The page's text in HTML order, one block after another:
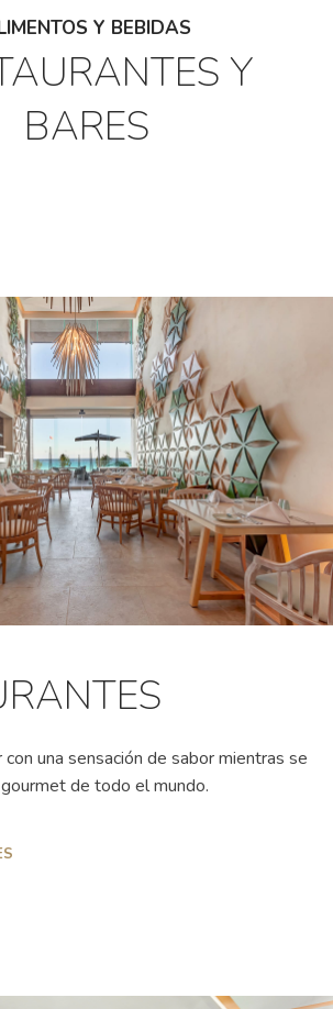
Y BEBIDAS
Y
BARES
una sensación de sabor mientras se
de todo el mundo.